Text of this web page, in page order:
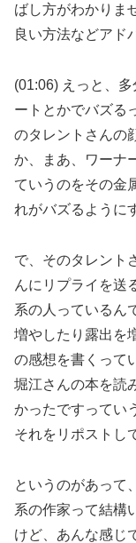
ばし方がわかりま
良い方法などアド
(01:06) えっと、
ートとかでバズる
のタレントさんの
か、まあ、ワーナ
ていうのをその金
れがバズるように
で、そのタレント
んにリプライを送
系の人っているん
増やしたり露出を
の感想を書くって
堀江さんの本を読
かったですってい
それをリポストし
というのがあって
系の作家って結構
けど、あんな感じ